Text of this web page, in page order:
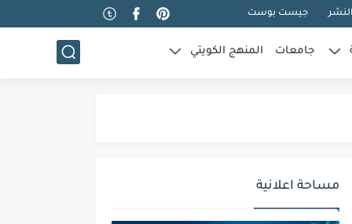
جيست بوست
جامعات المنهج الكويتي
مساحة اعلانية